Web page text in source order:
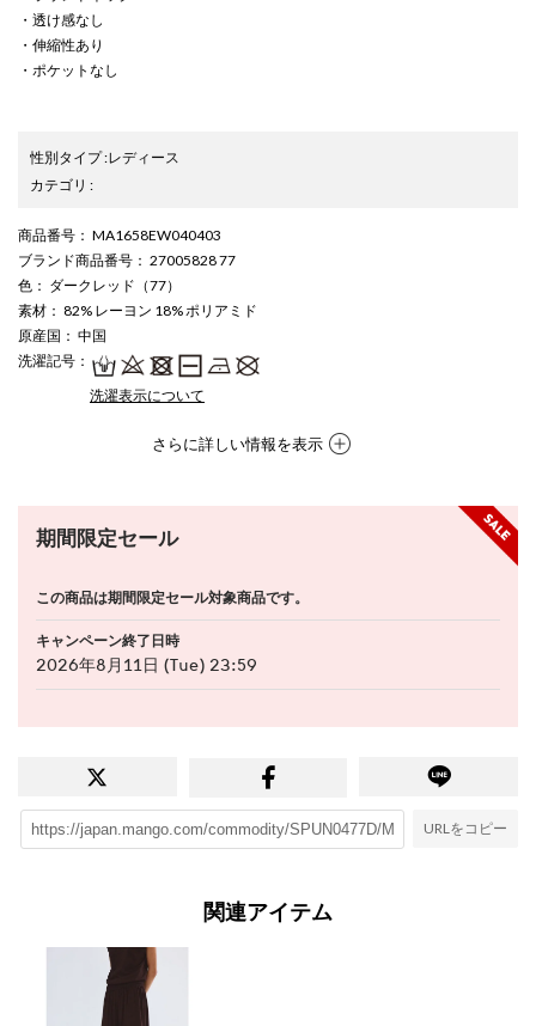
・透け感なし
・伸縮性あり
・ポケットなし
性別タイプ:レディース
カテゴリ :
商品番号 ： MA1658EW040403
ブランド商品番号 ： 27005828 77
色 ： ダークレッド（77）
素材 ： 82% レーヨン 18% ポリアミド
原産国 ： 中国
洗濯記号 ：
洗濯表示について
さらに詳しい情報を表示
期間限定セール
この商品は期間限定セール対象商品です。
キャンペーン終了日時
2026年8月11日 (Tue) 23:59
URLをコピー
関連アイテム